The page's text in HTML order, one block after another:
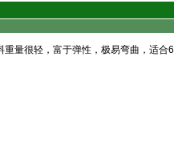
重量很轻，富于弹性，极易弯曲，适